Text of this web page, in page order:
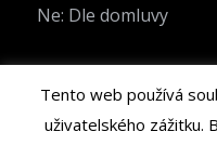
Ne: Dle domluvy
Tento web používá
uživatelského zážitku.